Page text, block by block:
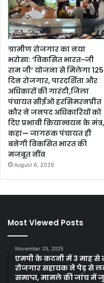
ग्रामीण रोजगार का नया
भरोसा: ‘विकसित भारत-जी
राम जी’ योजना से मिलेगा 125
दिन रोजगार, पारदर्शिता और
अधिकारों की गारंटी,जिला
पंचायत सीईओ हरसिमरनप्रीत
कौर ने जनपद अधिकारियों को
दिए प्रभावी क्रियान्वयन के मंत्र,
कहा— जागरूक पंचायत ही
बनेगी विकसित भारत की
मजबूत नींव
August 6, 2026
Most Viewed Posts
November 25, 2025
एमपी के कटनी में 3 माह से
रोजगार सहायक ने पेड़ से
समाप्त, मामले की जांच में